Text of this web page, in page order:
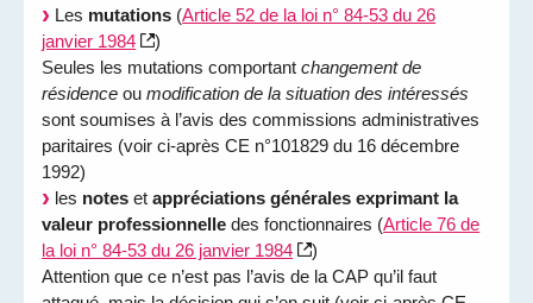
Les mutations (Article 52 de la loi n° 84-53 du 26
janvier 1984
)
Seules les mutations comportantchangement de
résidence oumodification de la situation des intéressés
sont soumises à l’avis des commissions administratives
paritaires (voir ci-après CE n°101829 du 16 décembre
1992)
les notes etappréciations générales exprimant la
valeur professionnelle des fonctionnaires (Article 76 de
la loi n° 84-53 du 26 janvier 1984
)
Attention que ce n’est pas l’avis de la CAP qu’il faut